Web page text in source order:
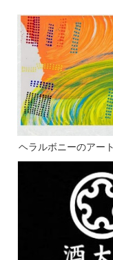
ヘラルボニーのアー